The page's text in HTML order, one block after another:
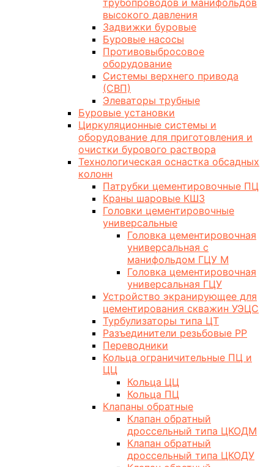
трубопроводов и манифольдов
высокого давления
Задвижки буровые
Буровые насосы
Противовыбросовое
оборудование
Системы верхнего привода
(СВП)
Элеваторы трубные
Буровые установки
Циркуляционные системы и
оборудование для приготовления и
очистки бурового раствора
Технологическая оснастка обсадных
колонн
Патрубки цементировочные ПЦ
Краны шаровые КШЗ
Головки цементировочные
универсальные
Головка цементировочная
универсальная с
манифольдом ГЦУ М
Головка цементировочная
универсальная ГЦУ
Устройство экранирующее для
цементирования скважин УЭЦС
Турбулизаторы типа ЦТ
Разъединители резьбовые РР
Переводники
Кольца ограничительные ПЦ и
ЦЦ
Кольца ЦЦ
Кольца ПЦ
Клапаны обратные
Клапан обратный
дроссельный типа ЦКОДМ
Клапан обратный
дроссельный типа ЦКОДУ